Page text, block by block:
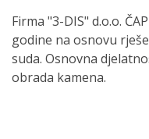
Firma "3-DIS" d.o.o.
godine na osnovu
suda. Osnovna
obrada kamena.